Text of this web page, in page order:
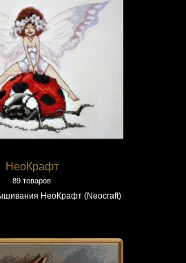
НеоКрафт
89 товаров
НеоКрафт (Neocraft)